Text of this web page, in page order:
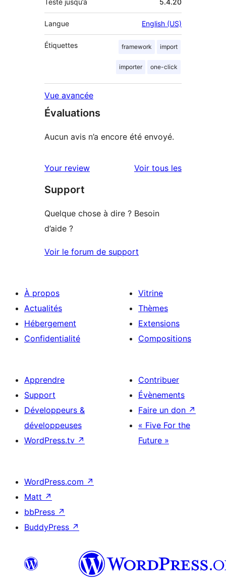
Testé jusqu’à 5.4.20
Langue English (US)
Étiquettes framework import
importer one-click
Vue avancée
Évaluations
Aucun avis n’a encore été envoyé.
Your review Voir tous lesavis
Support
Quelque chose à dire ? Besoin
d’aide ?
Voir le forum de support
À propos
Actualités
Hébergement
Confidentialité
Vitrine
Thèmes
Extensions
Compositions
Apprendre
Support
Développeurs &
développeuses
WordPress.tv ↗
Contribuer
Évènements
Faire un don ↗
« Five For the
Future »
WordPress.com ↗
Matt ↗
bbPress ↗
BuddyPress ↗